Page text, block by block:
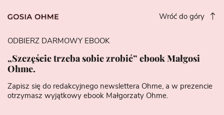
Wróć do góry
ODBIERZ DARMOWY EBOOK
„Szczęście trzeba sobie zrobić” ebook Małgosi
Ohme.
Zapisz się do redakcyjnego newslettera Ohme, a w prezencie
otrzymasz wyjątkowy ebook Małgorzaty Ohme.